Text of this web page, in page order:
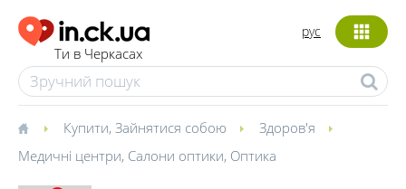
Ти в Черкасах
рус
Купити, Зайнятися собою
Здоров'я
Медичні центри, Салони оптики, Оптика